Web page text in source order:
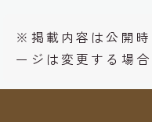
※掲載内容は公開
ージは変更する場合